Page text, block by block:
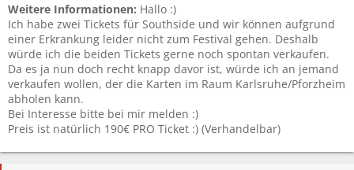
Weitere Informationen: Hallo :)
Ich habe zwei Tickets für Southside und wir können aufgrund
einer Erkrankung leider nicht zum Festival gehen. Deshalb
würde ich die beiden Tickets gerne noch spontan verkaufen.
Da es ja nun doch recht knapp davor ist, würde ich an jemand
verkaufen wollen, der die Karten im Raum Karlsruhe/Pforzheim
abholen kann.
Bei Interesse bitte bei mir melden :)
Preis ist natürlich 190€ PRO Ticket :) (Verhandelbar)